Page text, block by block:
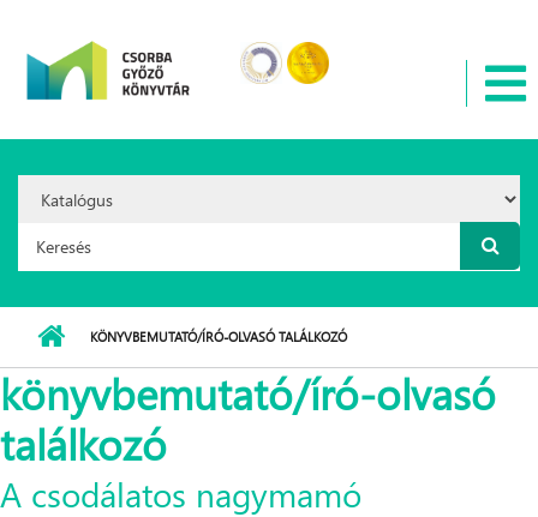
Option:
Keresés űrlap
KÖNYVBEMUTATÓ/ÍRÓ-OLVASÓ TALÁLKOZÓ
könyvbemutató/író-olvasó
találkozó
A csodálatos nagymamó